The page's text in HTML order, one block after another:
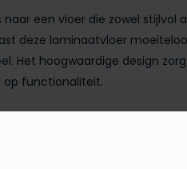
een vloer die zowel stijlvol
deze laminaatvloer
Het hoogwaardige design
op functionaliteit.
je op een rij: